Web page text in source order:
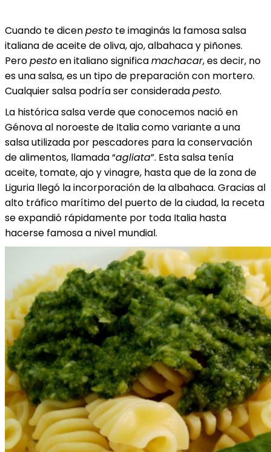
Cuando te dicenpesto te imaginás la famosa salsa
italiana de aceite de oliva, ajo, albahaca y piñones.
Peropestoen italiano significamachacar, es decir, no
es una salsa, es un tipo de preparación con mortero.
Cualquier salsa podría ser consideradapesto.
La histórica salsa verde que conocemos nació en
Génova al noroeste de Italia como variante a una
salsa utilizada por pescadores para la conservación
de alimentos, llamada “agliata”. Esta salsa tenía
aceite, tomate, ajo y vinagre, hasta que de la zona de
Liguria llegó la incorporación de la albahaca. Gracias al
alto tráfico marítimo del puerto de la ciudad, la receta
se expandió rápidamente por toda Italia hasta
hacerse famosa a nivel mundial.